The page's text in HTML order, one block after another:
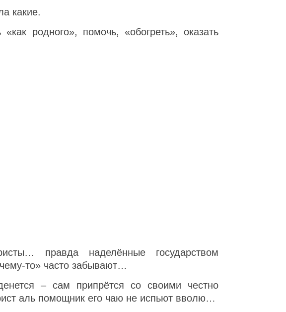
какие.
родного», помочь, «обогреть», оказать
правда наделённые государством
то» часто забывают…
– сам припрётся со своими честно
аль помощник его чаю не испьют вволю…